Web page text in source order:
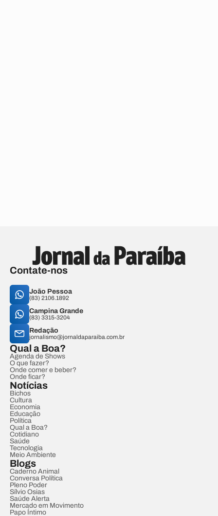
Contate-nos
João Pessoa
(83) 2106.1892
Campina Grande
(83) 3315-3204
Redação
jornalismo@jornaldaparaiba.com.br
Qual a Boa?
Agenda de Shows
O que fazer?
Onde comer e beber?
Onde ficar?
Notícias
Bichos
Cultura
Economia
Educação
Política
Qual a Boa?
Cotidiano
Saúde
Tecnologia
Meio Ambiente
Blogs
Caderno Animal
Conversa Política
Pleno Poder
Sílvio Osias
Saúde Alerta
Mercado em Movimento
Papo Íntimo